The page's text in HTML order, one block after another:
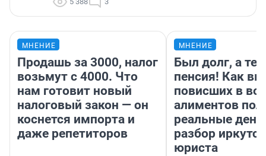
МНЕНИЕ
Продашь за 3000, налог
возьмут с 4000. Что
нам готовит новый
налоговый закон — он
коснется импорта и
даже репетиторов
МНЕНИЕ
Был долг, а
пенсия! Как
повисших в
алиментов
реальные
разбор
юриста